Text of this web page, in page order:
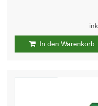
In den Warenkorb